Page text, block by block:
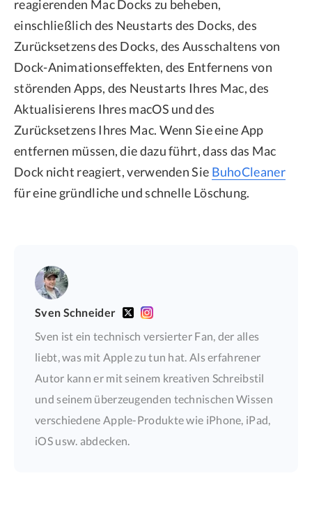
reagierenden Mac Docks zu beheben,
einschließlich des Neustarts des Docks, des
Zurücksetzens des Docks, des Ausschaltens von
Dock-Animationseffekten, des Entfernens von
störenden Apps, des Neustarts Ihres Mac, des
Aktualisierens Ihres macOS und des
Zurücksetzens Ihres Mac. Wenn Sie eine App
entfernen müssen, die dazu führt, dass das Mac
Dock nicht reagiert, verwenden Sie BuhoCleaner
für eine gründliche und schnelle Löschung.
Sven Schneider
Sven ist ein technisch versierter Fan, der alles
liebt, was mit Apple zu tun hat. Als erfahrener
Autor kann er mit seinem kreativen Schreibstil
und seinem überzeugenden technischen Wissen
verschiedene Apple-Produkte wie iPhone, iPad,
iOS usw. abdecken.